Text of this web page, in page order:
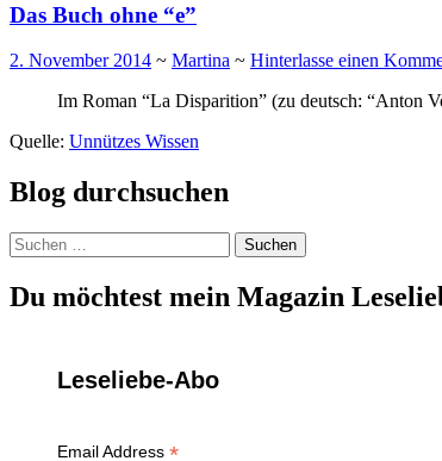
Das Buch ohne “e”
2. November 2014 ~ Martina ~ Hinterlasse einen
Im Roman “La Disparition” (zu deutsch: “Anton
Quelle: Unnützes Wissen
Blog durchsuchen
Suchen
nach:
Du möchtest mein Magazin
Leseliebe-Abo
Email Address *